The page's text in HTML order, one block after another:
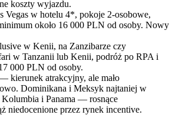
koszty wyjazdu.
w hotelu 4*, pokoje 2-osobowe,
około 16 000 PLN od osoby. Nowy
w Kenii, na Zanzibarze czy
w Tanzanii lub Kenii, podróż po RPA i
000 PLN od osoby.
kierunek atrakcyjny, ale mało
Dominikana i Meksyk najtaniej w
i Panama — rosnące
niedocenione przez rynek incentive.